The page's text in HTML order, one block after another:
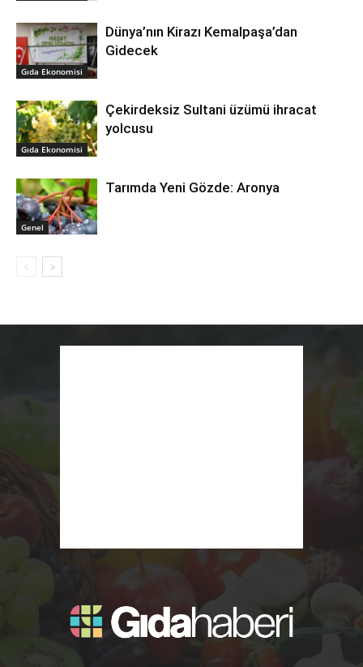
Gıda Ekonomisi
Dünya’nın Kirazı Kemalpaşa’dan
Gidecek
Gıda Ekonomisi
Çekirdeksiz Sultani üzümü ihracat
yolcusu
Genel
Tarımda Yeni Gözde: Aronya